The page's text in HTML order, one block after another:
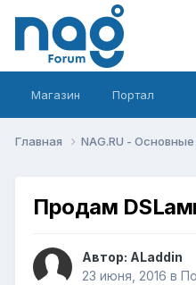
Магазин Портал
Главная NAG.RU -
Продам
Автор: ALaddin
23 июня, 2016 в